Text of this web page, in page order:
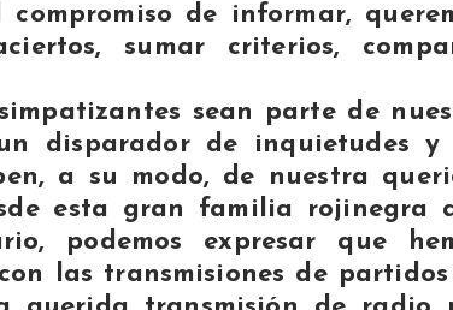
de informar,
sumar criterios,
sean parte de
disparador de inquietudes y
a su modo, de nuestra
esta gran familia rojinegra
podemos expresar que
las transmisiones de partidos